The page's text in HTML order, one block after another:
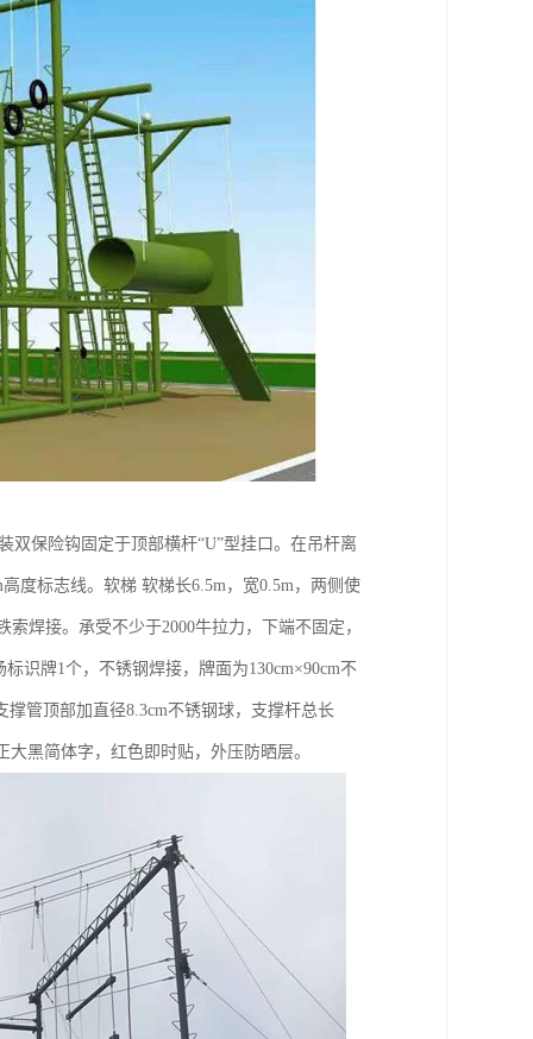
双保险钩固定于顶部横杆“U”型挂口。在吊杆离
度标志线。软梯 软梯长6.5m，宽0.5m，两侧使
焊接。承受不少于2000牛拉力，下端不固定，
识牌1个，不锈钢焊接，牌面为130cm×90cm不
管顶部加直径8.3cm不锈钢球，支撑杆总长
黑简体字，红色即时贴，外压防晒层。